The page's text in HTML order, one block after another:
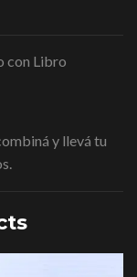
con Libro
y llevá tu